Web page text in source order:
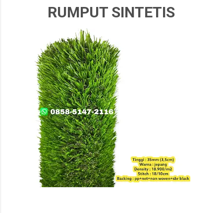
RUMPUT SINTETIS